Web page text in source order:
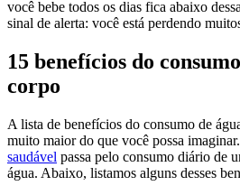
você bebe todos os dias fica abaixo
sinal de alerta: você está perdendo
15 benefícios do
corpo
A lista de benefícios do consumo de
muito maior do que você possa
saudável passa pelo consumo diário de
água. Abaixo, listamos alguns desses